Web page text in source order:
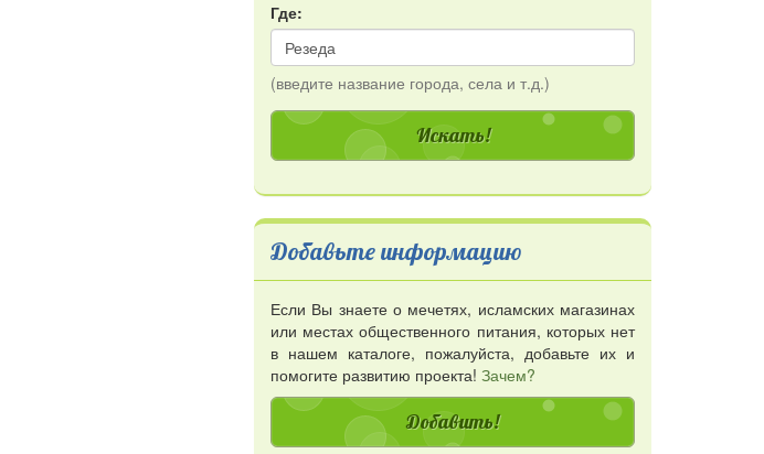
Где:
(введите название города, села и т.д.)
Добавьте информацию
Если Вы знаете о мечетях, исламских магазинах
или местах общественного питания, которых нет
в нашем каталоге, пожалуйста, добавьте их и
помогите развитию проекта! Зачем?
Добавить!